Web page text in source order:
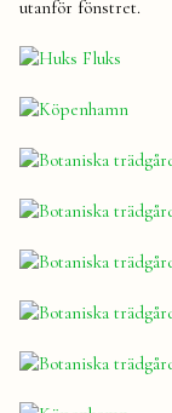
utanför fönstret.